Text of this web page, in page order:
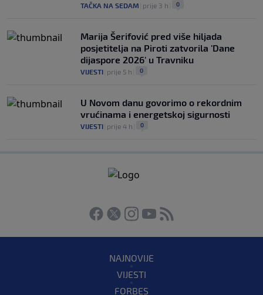
TAČKA NA SEDAM prije 3 h 0
Marija Šerifović pred više hiljada
posjetitelja na Piroti zatvorila 'Dane
dijaspore 2026' u Travniku
VIJESTI prije 5 h 0
U Novom danu govorimo o rekordnim
vrućinama i energetskoj sigurnosti
VIJESTI prije 4 h 0
NAJNOVIJE
VIJESTI
FORBES